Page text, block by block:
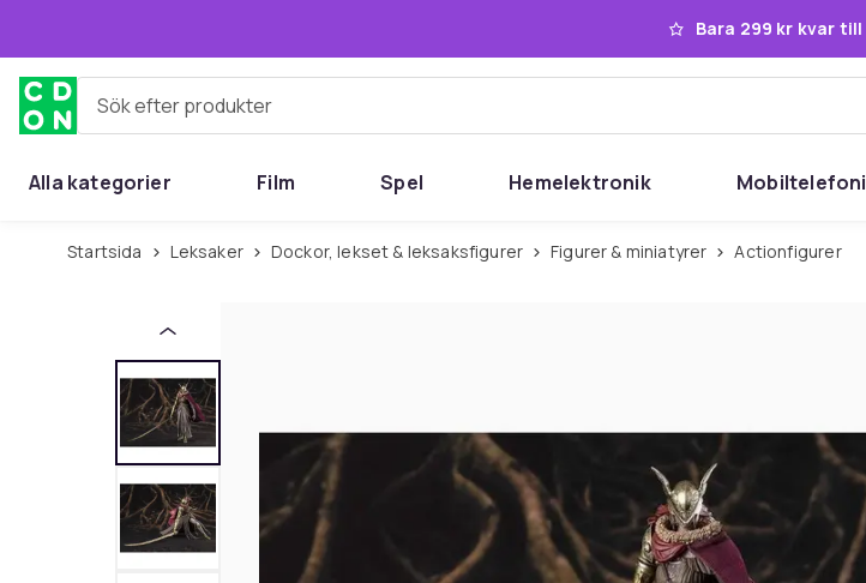
Bara 299 kr kvar
Sök efter produkter
Alla kategorier Film Spel Hemelektronik Mobiltelefoni
Startsida Leksaker Dockor, lekset & leksaksfigurer Figurer & miniatyrer Actionfigurer